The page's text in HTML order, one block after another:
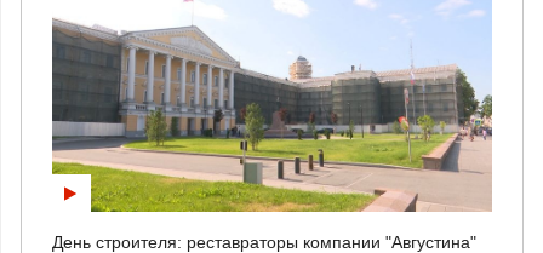
День строителя: реставраторы компании "Августина"